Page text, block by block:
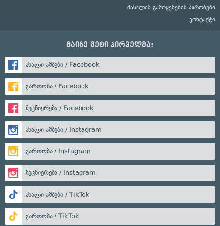
მასალის გამოყენების პირობები
კონტაქტი
გაიგე მეტი პირველმა:
ახალი ამბები / Facebook
გართობა / Facebook
მეცნიერება / Facebook
ახალი ამბები / Instagram
გართობა / Instagram
მეცნიერება / Instagram
ახალი ამბები / TikTok
გართობა / TikTok